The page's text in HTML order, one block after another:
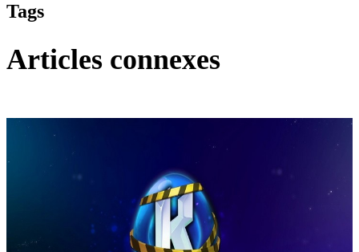
Tags
Articles connexes